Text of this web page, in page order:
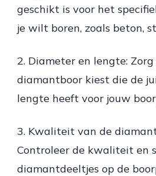
geschikt is voor het
je wilt boren, zoals beton,
2. Diameter en lengte:
diamantboor kiest die de
lengte heeft voor jouw
3. Kwaliteit van de
Controleer de kwaliteit en
diamantdeeltjes op de